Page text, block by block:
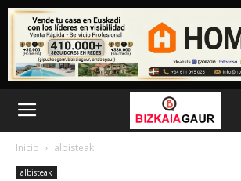
Inicio albisteak
albisteak